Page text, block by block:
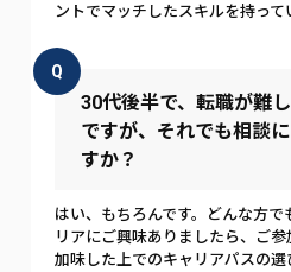
ントでマッチしたスキルを持って
Q
30代後半で、転職が難
ですが、それでも相談
すか？
はい、もちろんです。どんな方
リアにご興味ありましたら、ご
加味した上でのキャリアパスの